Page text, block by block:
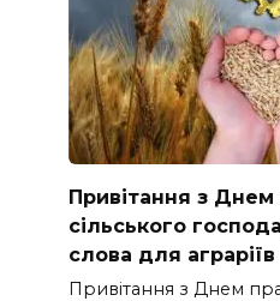
Привітання з Днем
сільського
слова для аграріїв
Привітання з Днем